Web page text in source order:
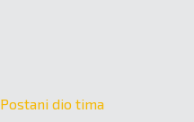
Postani dio tima